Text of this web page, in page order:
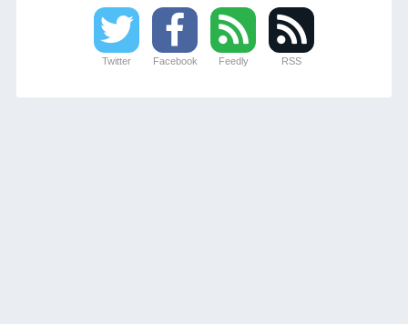
Twitter Facebook Feedly RSS